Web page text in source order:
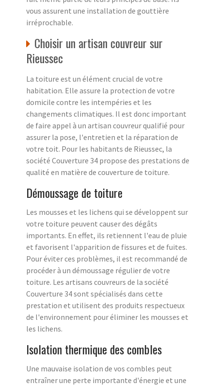
vous assurent une installation de gouttière
irréprochable.
Choisir un artisan couvreur sur
Rieussec
La toiture est un élément crucial de votre
habitation. Elle assure la protection de votre
domicile contre les intempéries et les
changements climatiques. Il est donc important
de faire appel à un artisan couvreur qualifié pour
assurer la pose, l'entretien et la réparation de
votre toit. Pour les habitants de Rieussec, la
société Couverture 34 propose des prestations de
qualité en matière de couverture de toiture.
Démoussage de toiture
Les mousses et les lichens qui se développent sur
votre toiture peuvent causer des dégâts
importants. En effet, ils retiennent l'eau de pluie
et favorisent l'apparition de fissures et de fuites.
Pour éviter ces problèmes, il est recommandé de
procéder à un démoussage régulier de votre
toiture. Les artisans couvreurs de la société
Couverture 34 sont spécialisés dans cette
prestation et utilisent des produits respectueux
de l'environnement pour éliminer les mousses et
les lichens.
Isolation thermique des combles
Une mauvaise isolation de vos combles peut
entraîner une perte importante d'énergie et une